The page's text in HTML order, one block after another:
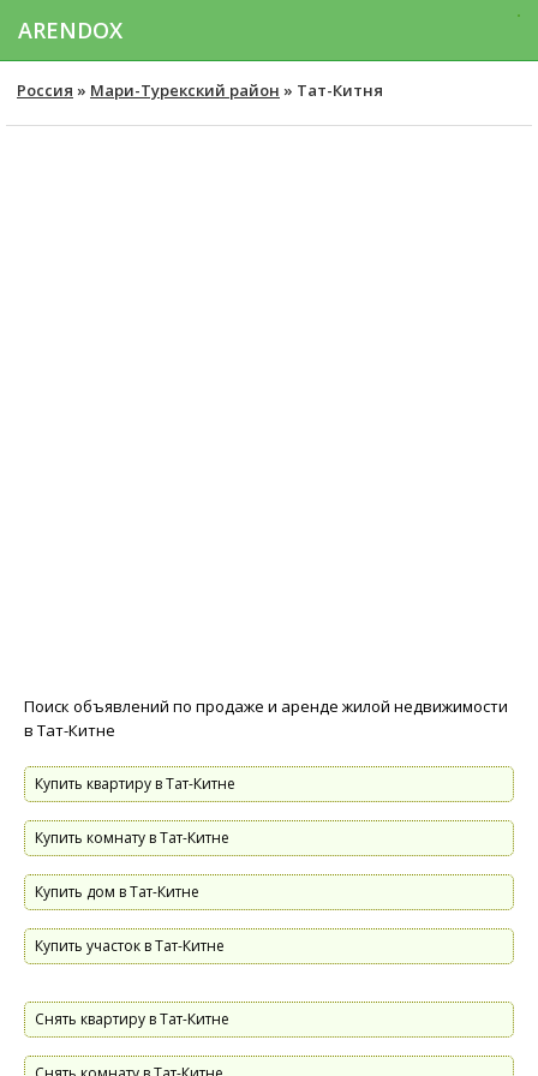
ARENDOX
Россия » Мари-Турекский район » Тат-Китня
Поиск объявлений по продаже и аренде жилой недвижимости
в Тат-Китне
Купить квартиру в Тат-Китне
Купить комнату в Тат-Китне
Купить дом в Тат-Китне
Купить участок в Тат-Китне
Снять квартиру в Тат-Китне